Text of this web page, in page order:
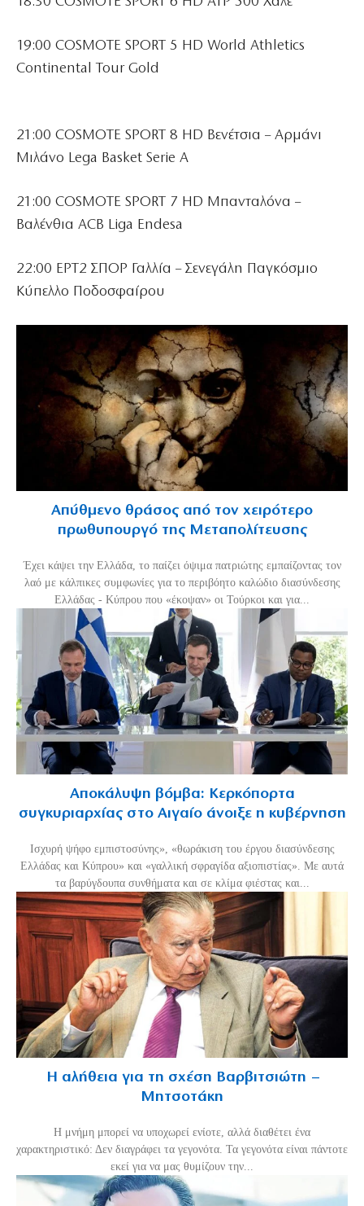
19:00 COSMOTE SPORT 5 HD World Athletics
Continental Tour Gold
21:00 COSMOTE SPORT 8 HD Βενέτσια – Αρμάνι
Μιλάνο Lega Basket Serie A
21:00 COSMOTE SPORT 7 HD Μπανταλόνα –
Βαλένθια ACB Liga Endesa
22:00 ΕΡΤ2 ΣΠΟΡ Γαλλία – Σενεγάλη Παγκόσμιο
Κύπελλο Ποδοσφαίρου
Απύθμενο θράσος από τον χειρότερο
πρωθυπουργό της Μεταπολίτευσης
Έχει κάψει την Ελλάδα, το παίζει όψιμα πατριώτης εμπαίζοντας τον
λαό με κάλπικες συμφωνίες για το περιβόητο καλώδιο διασύνδεσης
Ελλάδας - Κύπρου που «έκοψαν» οι Τούρκοι και για...
Αποκάλυψη βόμβα: Κερκόπορτα
συγκυριαρχίας στο Αιγαίο άνοιξε η κυβέρνηση
Ισχυρή ψήφο εμπιστοσύνης», «θωράκιση του έργου διασύνδεσης
Ελλάδας και Κύπρου» και «γαλλική σφραγίδα αξιοπιστίας». Με αυτά
τα βαρύγδουπα συνθήματα και σε κλίμα φιέστας και...
Η αλήθεια για τη σχέση Βαρβιτσιώτη –
Μητσοτάκη
H μνήμη μπορεί να υποχωρεί ενίοτε, αλλά διαθέτει ένα
χαρακτηριστικό: Δεν διαγράφει τα γεγονότα. Τα γεγονότα είναι πάντοτε
εκεί για να μας θυμίζουν την...